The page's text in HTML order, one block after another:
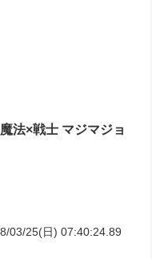
法×戦士 マジマジョ
03/25(日) 07:40:24.89